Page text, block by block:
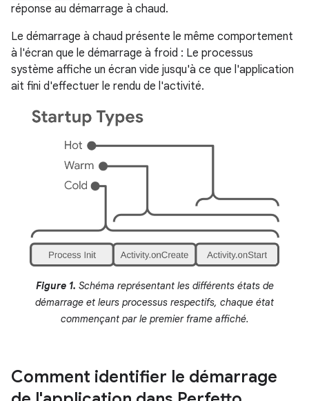
réponse au démarrage à chaud.
Le démarrage à chaud présente le même comportement
à l'écran que le démarrage à froid : Le processus
système affiche un écran vide jusqu'à ce que l'application
ait fini d'effectuer le rendu de l'activité.
Figure 1. Schéma représentant les différents états de
démarrage et leurs processus respectifs, chaque état
commençant par le premier frame affiché.
Comment identifier le démarrage